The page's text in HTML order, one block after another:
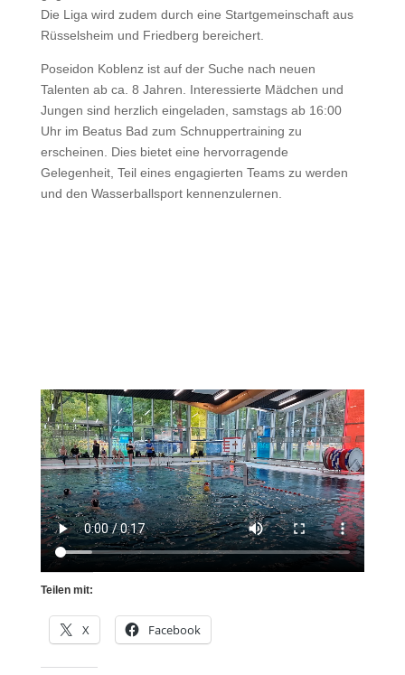
Die Liga wird zudem durch eine Startgemeinschaft aus
Rüsselsheim und Friedberg bereichert.
Poseidon Koblenz ist auf der Suche nach neuen
Talenten ab ca. 8 Jahren. Interessierte Mädchen und
Jungen sind herzlich eingeladen, samstags ab 16:00
Uhr im Beatus Bad zum Schnuppertraining zu
erscheinen. Dies bietet eine hervorragende
Gelegenheit, Teil eines engagierten Teams zu werden
und den Wasserballsport kennenzulernen.
Teilen mit:
X Facebook